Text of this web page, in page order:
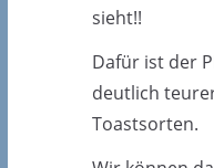
sieht!!
Dafür ist der
deutlich
Toastsorten.